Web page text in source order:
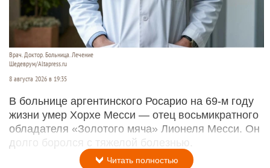
Врач. Доктор. Больница. Лечение
Шедеврум/Altapress.ru
8 августа 2026 в 19:35
В больнице аргентинского Росарио на 69-м году
жизни умер Хорхе Месси — отец восьмикратного
обладателя «Золотого мяча» Лионеля Месси. Он
долго боролся с тяжелой болезнью.
Читать полностью